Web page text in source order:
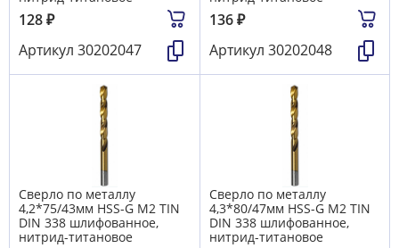
128₽
Артикул 30202047
136₽
Артикул 30202048
Сверло по металлу
4,2*75/43мм HSS-G M2 TIN
DIN 338 шлифованное,
нитрид-титановое
Сверло по металлу
4,3*80/47мм HSS-G M2 TIN
DIN 338 шлифованное,
нитрид-титановое